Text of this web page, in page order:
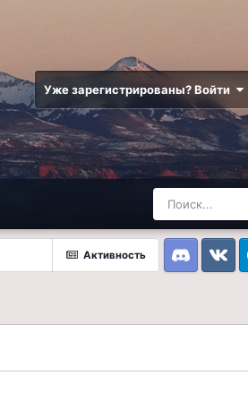
Уже зарегистрированы? Войти
Активность
DiscordVK